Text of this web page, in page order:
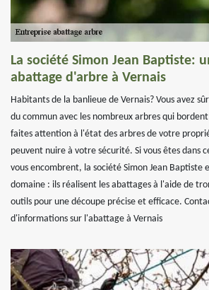
La société Simon Jean Baptiste:
abattage d'arbre à Vernais
Habitants de la banlieue de Vernais? Vous avez
du commun avec les nombreux arbres qui
faites attention à l'état des arbres de votre
peuvent nuire à votre sécurité. Si vous êtes dans
vous encombrent, la société Simon Jean Baptiste
domaine : ils réalisent les abattages à l'aide de
outils pour une découpe précise et efficace.
d'informations sur l'abattage à Vernais